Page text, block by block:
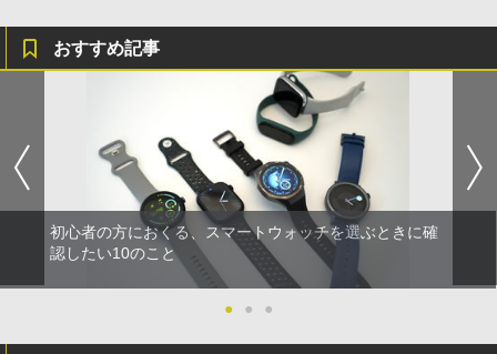
おすすめ記事
初心者の方におくる、スマートウォッチを選ぶときに確
認したい10のこと
● ● ●